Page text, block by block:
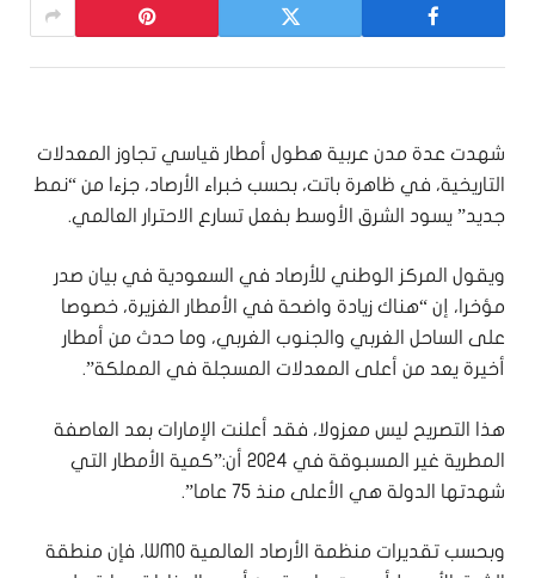
شهدت عدة مدن عربية هطول أمطار قياسي تجاوز المعدلات
التاريخية، في ظاهرة باتت، بحسب خبراء الأرصاد، جزءا من “نمط
جديد” يسود الشرق الأوسط بفعل تسارع الاحترار العالمي.
ويقول المركز الوطني للأرصاد في السعودية في بيان صدر
مؤخرا، إن “هناك زيادة واضحة في الأمطار الغزيرة، خصوصا
على الساحل الغربي والجنوب الغربي، وما حدث من أمطار
أخيرة يعد من أعلى المعدلات المسجلة في المملكة”.
هذا التصريح ليس معزولا، فقد أعلنت الإمارات بعد العاصفة
المطرية غير المسبوقة في 2024 أن:”كمية الأمطار التي
شهدتها الدولة هي الأعلى منذ 75 عاما”.
وبحسب تقديرات منظمة الأرصاد العالمية WMO، فإن منطقة